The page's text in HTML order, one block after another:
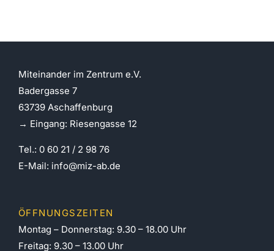
Miteinander im Zentrum e.V.
Badergasse 7
63739 Aschaffenburg
→ Eingang: Riesengasse 12
Tel.: 0 60 21 / 2 98 76
E-Mail: info@miz-ab.de
ÖFFNUNGSZEITEN
Montag – Donnerstag: 9.30 – 18.00 Uhr
Freitag: 9.30 – 13.00 Uhr